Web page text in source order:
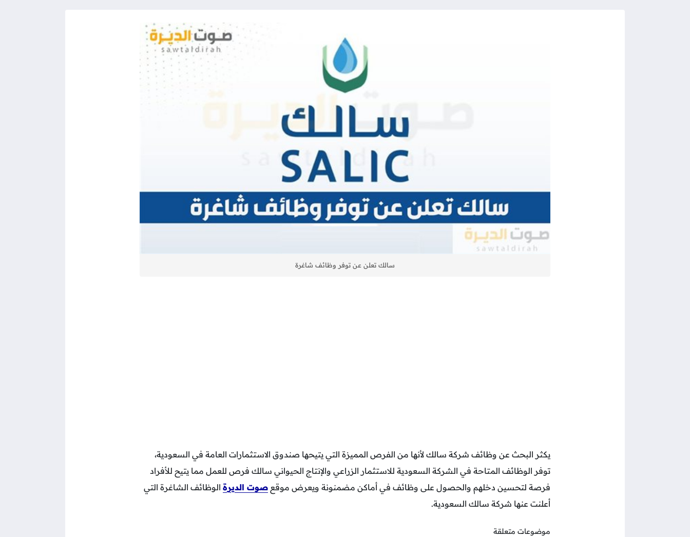
سالك تعلن عن توفر وظائف شاغرة
يكثر البحث عن وظائف شركة سالك لأنها من الفرص المميزة التي يتيحها صندوق الاستثمارات العامة في السعودية،
توفر الوظائف المتاحة في الشركة السعودية للاستثمار الزراعي والإنتاج الحيواني سالك فرص للعمل مما يتيح للأفراد
فرصة لتحسين دخلهم والحصول على وظائف في أماكن مضمنونة ويعرض موقع صوت الديرة الوظائف الشاغرة التي
أعلنت عنها شركة سالك السعودية.
موضوعات متعلقة